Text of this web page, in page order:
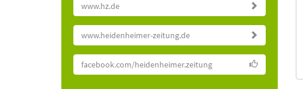
www.hz.de
www.heidenheimer-zeitung.de
facebook.com/heidenheimer.zeitung